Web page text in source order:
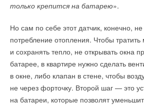
только крепится на батарею».
Но сам по себе этот датчик, конечно,
потребление отопления. Чтобы
и сохранять тепло, не открывать окна
батарее, в квартире нужно сделать
в окне, либо клапан в стене, чтобы
не через форточку. Второй шаг — это
на батареи, которые позволят